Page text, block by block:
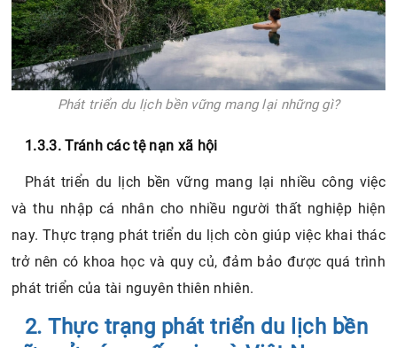
Phát triển du lịch bền vững mang lại những gì?
1.3.3. Tránh các tệ nạn xã hội
Phát triển du lịch bền vững mang lại nhiều công việc
và thu nhập cá nhân cho nhiều người thất nghiệp hiện
nay. Thực trạng phát triển du lịch còn giúp việc khai thác
trở nên có khoa học và quy củ, đảm bảo được quá trình
phát triển của tài nguyên thiên nhiên.
2. Thực trạng phát triển du lịch bền